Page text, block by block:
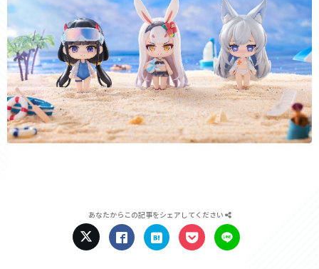
あなたからこの記事をシェアしてください